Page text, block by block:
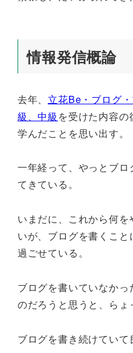
情報発信概論
去年、 立花Be・ブログ
級、中級 を受けた内容
学んだことを思い出す。
一年経って、やっとブロ
てきている。
いまだに、これから何
いが、ブログを書くこと
過ごせている。
ブログを書いていなか
のだろうと思うと、らょ
ブログを書き続けていて